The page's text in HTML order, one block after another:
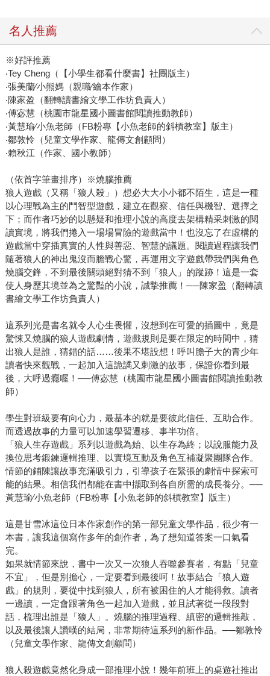
名人推薦
※好評推薦
‧Tey Cheng（【小學生都看什麼書】社團版主）
‧張美蘭∕小熊媽（親職∕繪本作家）
‧陳家盈（翻轉讀書繪文學工作坊負責人）
‧傅宓慧（桃園市龍星國小圖書館閱讀推動教師）
‧黃慧瑜∕小魚老師（FB粉專【小魚老師的斜槓教室】版主）
‧鄒敦怜（兒童文學作家、龍傳文創顧問）
‧賴秋江（作家、國小教師）
（依首字筆畫排序）※燒腦推薦
狼人遊戲（又稱「狼人殺」）想必大大小小都不陌生，這是一種
以心理戰為主的鬥智型遊戲，建立在觀察、信任與機智、選擇之
下；而作者巧妙的以懸疑和推理小說的高度去架構精采刺激的閱
讀實境，將我們捲入一場場冒險的遊戲當中！也沒忘了在虛構的
遊戲當中穿插真實的人性與善惡、智慧的議題。閱讀過程讓我們
隨著狼人的神出鬼沒而膽戰心驚，再運用文字遊戲帶我們與角色
燒腦交鋒，不到最後關頭絕對猜不到「狼人」的蹤跡！這是一套
使人身歷其境並為之驚豔的小說，誠摯推薦！──陳家盈（翻轉讀
書繪文學工作坊負責人）
這系列光是書名就令人心生畏懼，沒想到在可愛的插圖中，竟是
驚悚又燒腦的狼人遊戲劇情，遊戲規則是要在限定的時間中，猜
出狼人是誰，猜錯的話……後果不堪設想！呼叫膽子大的青少年
讀者快來觀戰，一起加入這詭譎又刺激的故事，保證你看到最
後，大呼過癮喔！──傅宓慧（桃園市龍星國小圖書館閱讀推動教
師）
學生對班級要有向心力，最基本的就是要彼此信任、互助合作。
而透過故事的力量可以加速學習遷移、事半功倍。
「狼人生存遊戲」系列以遊戲為始、以生存為終；以說服能力及
換位思考鍛鍊邏輯推理、以實境互動及角色互補凝聚團隊合作。
情節的鋪陳讓故事充滿吸引力，引導孩子在緊張的劇情中探索可
能的結果。相信我們都能在書中擷取到各自所需的成長養分。──
黃慧瑜∕小魚老師（FB粉專【小魚老師的斜槓教室】版主）
這是甘雪冰這位日本作家創作的第一部兒童文學作品，很少有一
本書，讓我這個寫作多年的創作者，為了想知道答案一口氣看
完。
如果就情節來說，書中一次又一次狼人吞噬參賽者，有點「兒童
不宜」，但是別擔心，一定要看到最後呵！故事結合「狼人遊
戲」的規則，要從中找到狼人，所有被困住的人才能得救。讀者
一邊讀，一定會跟著角色一起加入遊戲，並且試著從一段段對
話，梳理出誰是「狼人」。燒腦的推理過程、縝密的邏輯推敲，
以及最後讓人讚嘆的結局，非常期待這系列的新作品。──鄒敦怜
（兒童文學作家、龍傳文創顧問）
狼人殺遊戲竟然化身成一部推理小說！幾年前班上的桌遊社推出